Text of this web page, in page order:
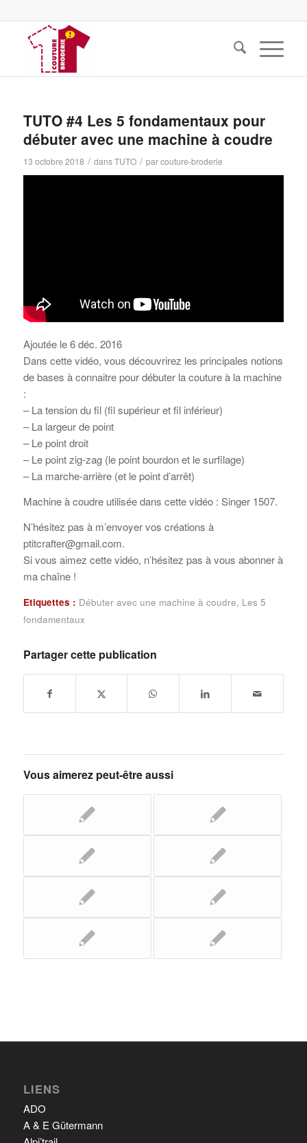
TUTO #4 Les 5 fondamentaux pour
débuter avec une machine à coudre
13 octobre 2018 / dansTUTO / parcouture-broderie
Ajoutée le 6 déc. 2016
Dans cette vidéo, vous découvrirez les principales notions
de bases à connaitre pour débuter la couture à la machine
:
– La tension du fil (fil supérieur et fil inférieur)
– La largeur de point
– Le point droit
– Le point zig-zag (le point bourdon et le surfilage)
– La marche-arrière (et le point d’arrêt)
Machine à coudre utilisée dans cette vidéo : Singer 1507.
N’hésitez pas à m’envoyer vos créations à
ptitcrafter@gmail.com.
Si vous aimez cette vidéo, n’hésitez pas à vous abonner à
ma chaîne !
Etiquettes : Débuter avec une machine à coudre, Les 5
fondamentaux
Partager cette publication
Vous aimerez peut-être aussi
LIENS
ADO
A & E Gütermann